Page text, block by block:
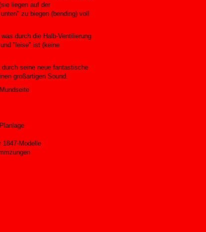
liegen auf der
zu biegen (bending) voll
durch die Halb-Ventilierung
"leise" ist (keine
seine neue fantastische
großartigen Sound.
1847-Modelle